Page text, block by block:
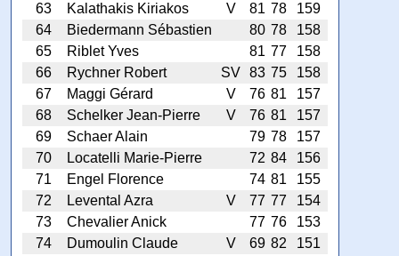
63
Kalathakis Kiriakos V 81 78
159
64
Biedermann Sébastien 80 78
158
65
Riblet Yves 81 77
158
66
Rychner Robert SV 83 75
158
67
Maggi Gérard V 76 81
157
68
Schelker Jean-Pierre V 76 81
157
69
Schaer Alain 79 78
157
70
Locatelli Marie-Pierre 72 84
156
71
Engel Florence 74 81
155
72
Levental Azra V 77 77
154
73
Chevalier Anick 77 76
153
74
Dumoulin Claude V 69 82
151